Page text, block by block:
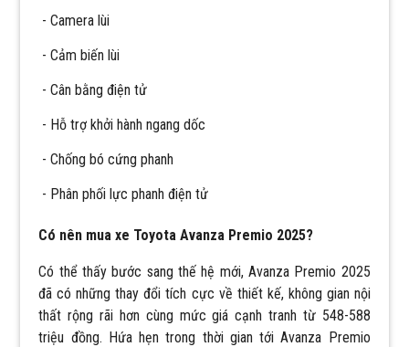
- Camera lùi
- Cảm biến lùi
- Cân bằng điện tử
- Hỗ trợ khởi hành ngang dốc
- Chống bó cứng phanh
- Phân phối lực phanh điện tử
Có nên mua xe Toyota Avanza Premio 2025?
Có thể thấy bước sang thế hệ mới, Avanza Premio 2025
đã có những thay đổi tích cực về thiết kế, không gian nội
thất rộng rãi hơn cùng mức giá cạnh tranh từ 548-588
triệu đồng. Hứa hẹn trong thời gian tới Avanza Premio